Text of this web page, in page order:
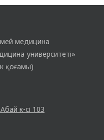
медицина
университеті»
қоғамы)
к-сі 103